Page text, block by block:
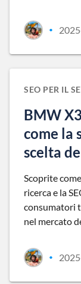
•
SEO PER IL
BMW
come la
scelta
Scoprite
ricerca e la
consumatori
nel mercato
•